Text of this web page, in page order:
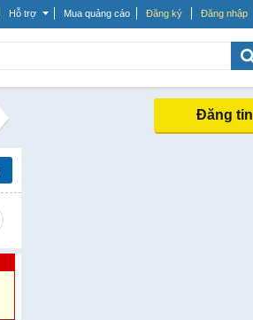
Hỗ trợ Mua quảng cáo Đăng ký Đăng nhập
Đăng tin